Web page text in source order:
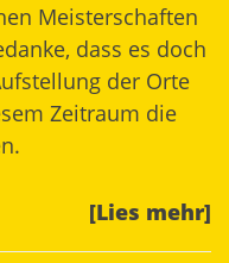
Meisterschaften
dass es doch
der Orte
Zeitraum die
[Lies mehr]